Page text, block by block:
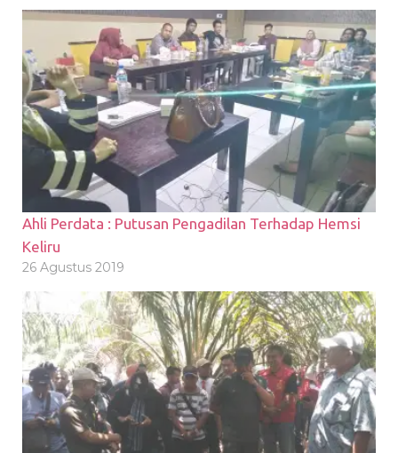
Ahli Perdata : Putusan Pengadilan Terhadap Hemsi
Keliru
26 Agustus 2019